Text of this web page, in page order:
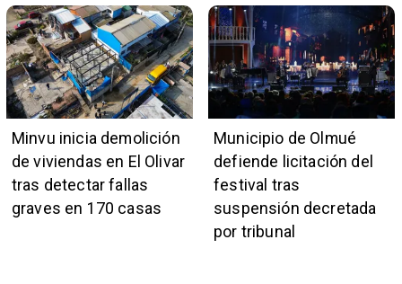
también pertenece a la
institución naval
proyecto portuario del
país
Minvu inicia demolición
de viviendas en El Olivar
tras detectar fallas
graves en 170 casas
Municipio de Olmué
defiende licitación del
festival tras
suspensión decretada
por tribunal